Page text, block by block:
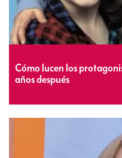
Cómo lucen los
años después